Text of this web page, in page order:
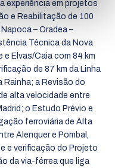
experiência em projetos
e Reabilitação de 100
– Oradea –
Técnica da Nova
e Elvas/Caia com 84 km
de 87 km da Linha
Rainha; a Revisão do
alta velocidade entre
o Estudo Prévio e
ferroviária de Alta
Alenquer e Pombal,
e verificação do Projeto
da via-férrea que liga